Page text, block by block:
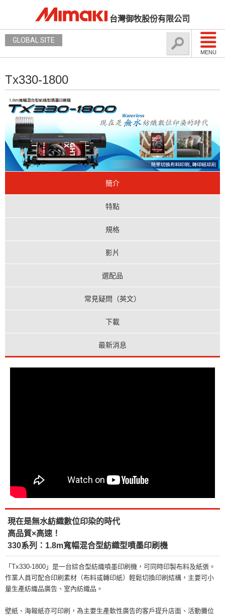
台灣御牧股份有限公司
MENU
GLOBAL SITE
Tx330-1800
簡介
特點
規格
影片
選配品
常見疑問（英文）
下載
最新消息
現在是無水紡織數位印染的時代
高品質×高速！
330系列：1.8m寬幅混合型紡織型噴墨印刷機
「Tx330-1800」是一台綜合型紡織噴墨印刷機，可同時印製布料及紙張。
作業人員可配合印刷素材（布料或轉印紙）輕鬆切換印刷結構，主要可小
量生產紡織品廣告、室內紡織品。
壁紙、海報紙亦可印刷，為主要生產軟性廣告的客戶提升店面、活動攤位